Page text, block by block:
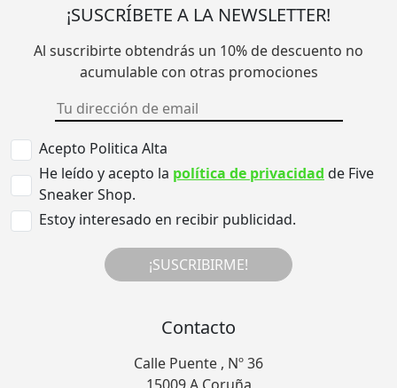
¡SUSCRÍBETE A LA NEWSLETTER!
Al suscribirte obtendrás un 10% de descuento no
acumulable con otras promociones
Acepto Politica Alta
He leído y acepto la política de privacidad de Five
Sneaker Shop.
Estoy interesado en recibir publicidad.
¡SUSCRIBIRME!
Contacto
Calle Puente , Nº 36